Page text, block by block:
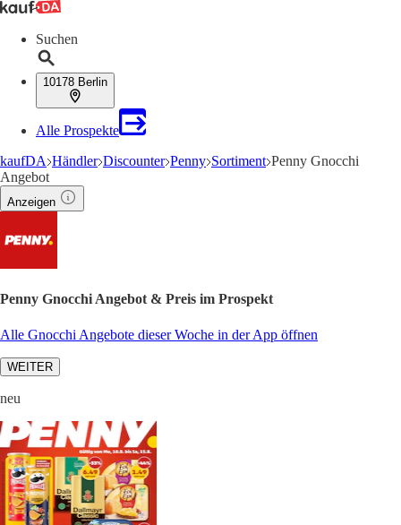
Suchen
10178 Berlin
Alle Prospekte
kaufDA Händler Discounter Penny Sortiment Penny Gnocchi
Angebot
Anzeigen
Penny Gnocchi Angebot & Preis im Prospekt
Alle Gnocchi Angebote dieser Woche in der App öffnen
WEITER
neu